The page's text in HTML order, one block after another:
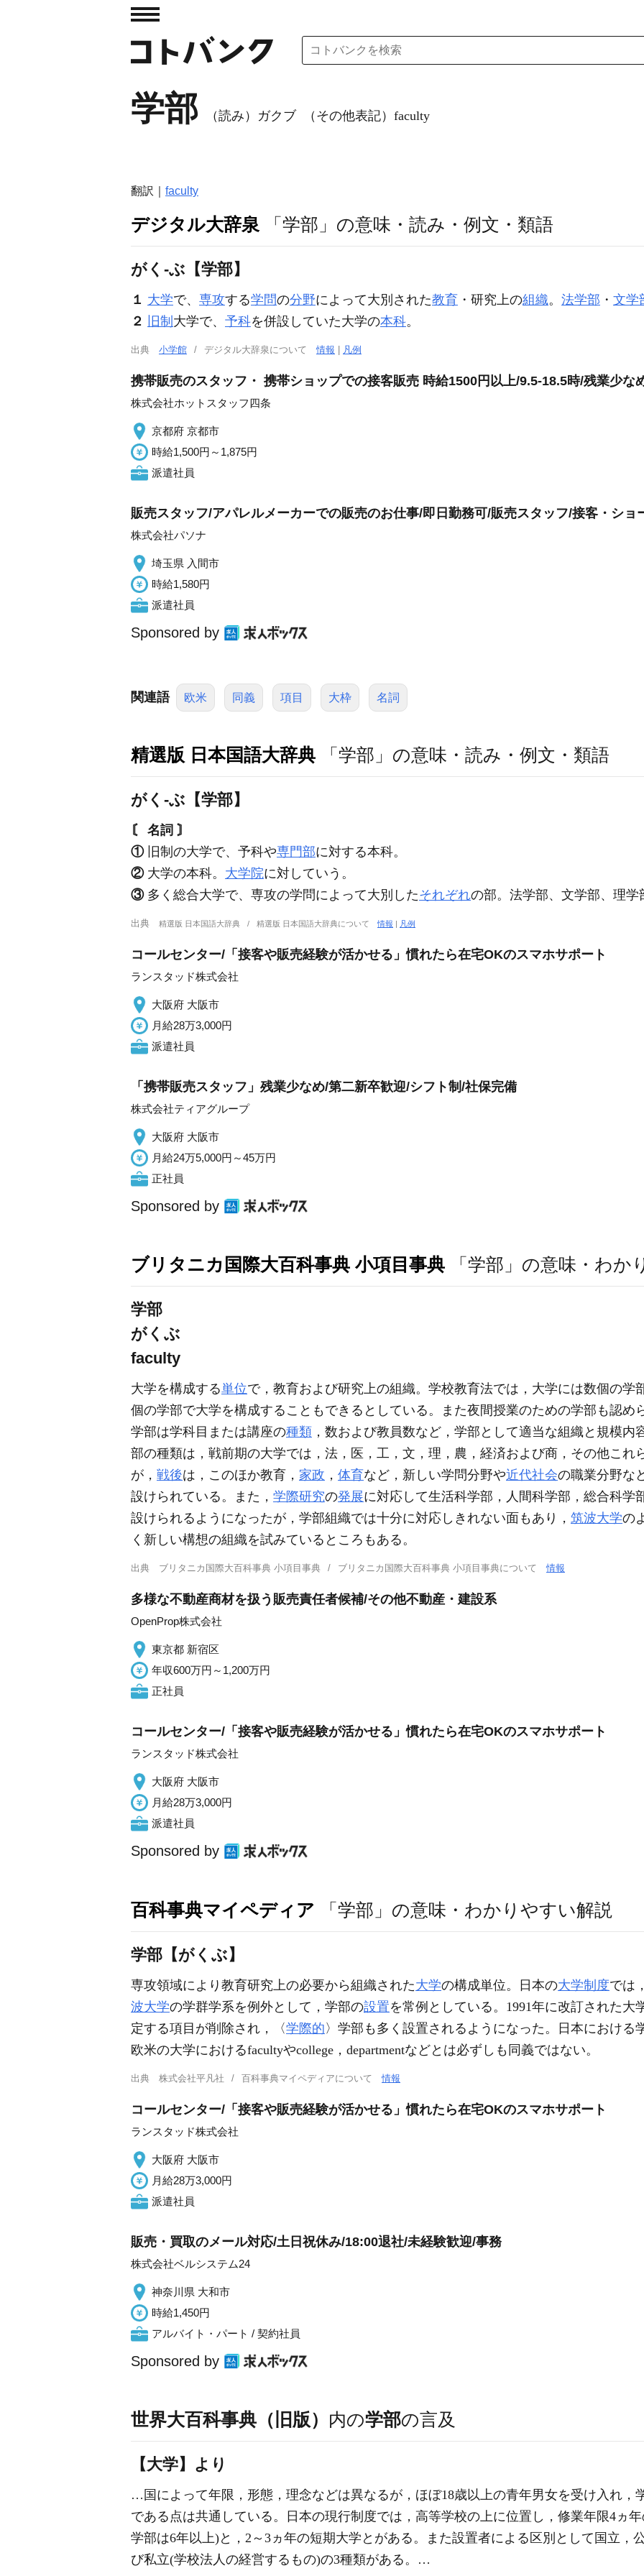
学部 （読み）ガクブ （その他表記）faculty
翻訳｜ faculty
デジタル大辞泉 「学部」の意味・読み・例文・類語
がく‐ぶ【学部】
１ 大学で、 専攻する学問の分野によって大別された教育 ・研究上の組織。 法学部 ・ 文学
２
旧制 大学で、 予科を併設していた大学の本科。
出典 小学館 デジタル大辞泉について情報 凡例
携帯販売のスタッフ・ 携帯ショップでの接客販売 時給1500円以上/9.5-18.5時/残業少な
株式会社ホットスタッフ四条
京都府 京都市
時給1,500円～1,875円
派遣社員
販売スタッフ/アパレルメーカーでの販売のお仕事/即日勤務可/販売スタッフ/接客・ショ
株式会社パソナ
埼玉県 入間市
時給1,580円
派遣社員
Sponsored by
関連語 欧米 同義 項目 大枠 名詞
精選版 日本国語大辞典 「学部」の意味・読み・例文・類語
がく‐ぶ【学部】
〘 名詞 〙
①旧制の大学で、予科や専門部に対する本科。
②大学の本科。 大学院に対していう。
③多く総合大学で、専攻の学問によって大別したそれぞれの部。法学部、文学部、理学
出典 精選版 日本国語大辞典 精選版 日本国語大辞典について情報 | 凡例
コールセンター/「接客や販売経験が活かせる」慣れたら在宅OKのスマホサポート
ランスタッド株式会社
大阪府 大阪市
月給28万3,000円
派遣社員
「携帯販売スタッフ」残業少なめ/第二新卒歓迎/シフト制/社保完備
株式会社ティアグループ
大阪府 大阪市
月給24万5,000円～45万円
正社員
Sponsored by
ブリタニカ国際大百科事典 小項目事典 「学部」の意味・わか
学部
がくぶ
faculty
大学を構成する単位で，教育および研究上の組織。学校教育法では，大学には数個の学
個の学部で大学を構成することもできるとしている。また夜間授業のための学部も認め
学部は学科目または講座の種類 ，数および教員数など，学部として適当な組織と規模
部の種類は，戦前期の大学では，法，医，工，文，理，農，経済および商，その他これ
が， 戦後は，このほか教育， 家政 ， 体育など，新しい学問分野や近代社会の職業分野な
設けられている。また， 学際研究の発展に対応して生活科学部，人間科学部，総合科学
設けられるようになったが，学部組織では十分に対応しきれない面もあり， 筑波大学の
く新しい構想の組織を試みているところもある。
出典 ブリタニカ国際大百科事典 小項目事典 ブリタニカ国際大百科事典 小項目事典について情報
多様な不動産商材を扱う販売責任者候補/その他不動産・建設系
OpenProp株式会社
東京都 新宿区
年収600万円～1,200万円
正社員
コールセンター/「接客や販売経験が活かせる」慣れたら在宅OKのスマホサポート
ランスタッド株式会社
大阪府 大阪市
月給28万3,000円
派遣社員
Sponsored by
百科事典マイペディア 「学部」の意味・わかりやすい解説
学部【がくぶ】
専攻領域により教育研究上の必要から組織された大学の構成単位。日本の大学制度では，
波大学の学群学系を例外として，学部の設置を常例としている。1991年に改訂された大
定する項目が削除され，〈学際的〉学部も多く設置されるようになった。日本における
欧米の大学におけるfacultyやcollege，departmentなどとは必ずしも同義ではない。
出典 株式会社平凡社 百科事典マイペディアについて情報
コールセンター/「接客や販売経験が活かせる」慣れたら在宅OKのスマホサポート
ランスタッド株式会社
大阪府 大阪市
月給28万3,000円
派遣社員
販売・買取のメール対応/土日祝休み/18:00退社/未経験歓迎/事務
株式会社ベルシステム24
神奈川県 大和市
時給1,450円
アルバイト・パート / 契約社員
Sponsored by
世界大百科事典（旧版） 内の学部の言及
【大学】より
…国によって年限，形態，理念などは異なるが，ほぼ18歳以上の青年男女を受け入れ，
である点は共通している。日本の現行制度では，高等学校の上に位置し，修業年限4ヵ
学部は6年以上)と，2～3ヵ年の短期大学とがある。また設置者による区別として国立，
び私立(学校法人の経営するもの)の3種類がある。…